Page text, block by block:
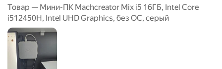
Товар — Мини-ПК Machcreator Mix i5 16ГБ, Intel Core
i512450H, Intel UHD Graphics, без ОС, серый